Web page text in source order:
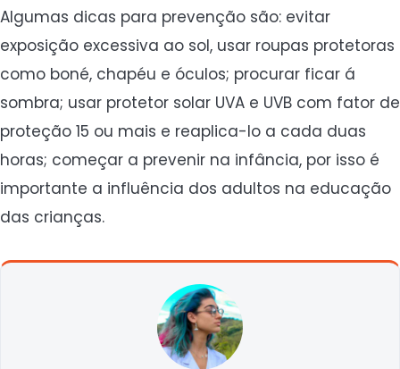
Algumas dicas para prevenção são: evitar
exposição excessiva ao sol, usar roupas protetoras
como boné, chapéu e óculos; procurar ficar á
sombra; usar protetor solar UVA e UVB com fator de
proteção 15 ou mais e reaplica-lo a cada duas
horas; começar a prevenir na infância, por isso é
importante a influência dos adultos na educação
das crianças.